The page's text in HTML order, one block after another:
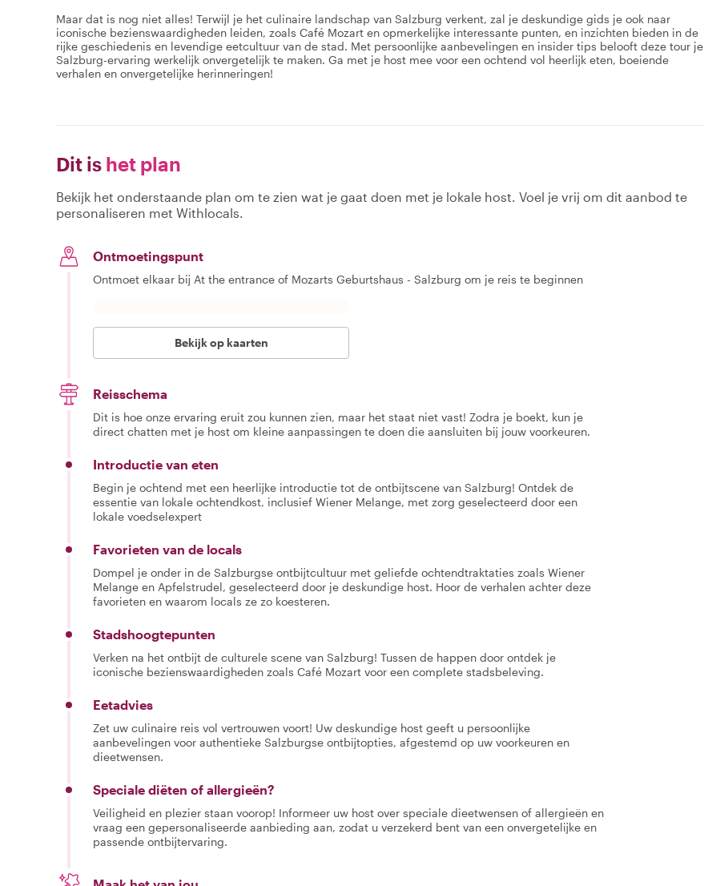
Maar dat is nog niet alles! Terwijl je het culinaire landschap van Salzburg verkent, zal je deskundige gids je ook naar
iconische bezienswaardigheden leiden, zoals Café Mozart en opmerkelijke interessante punten, en inzichten bieden in de
rijke geschiedenis en levendige eetcultuur van de stad. Met persoonlijke aanbevelingen en insider tips belooft deze tour je
Salzburg-ervaring werkelijk onvergetelijk te maken. Ga met je host mee voor een ochtend vol heerlijk eten, boeiende
verhalen en onvergetelijke herinneringen!
Dit is het plan
Bekijk het onderstaande plan om te zien wat je gaat doen met je lokale host. Voel je vrij om dit aanbod te
personaliseren met Withlocals.
Ontmoetingspunt
Ontmoet elkaar bij At the entrance of Mozarts Geburtshaus - Salzburg om je reis te beginnen
Bekijk op kaarten
Reisschema
Dit is hoe onze ervaring eruit zou kunnen zien, maar het staat niet vast! Zodra je boekt, kun je
direct chatten met je host om kleine aanpassingen te doen die aansluiten bij jouw voorkeuren.
Introductie van eten
Begin je ochtend met een heerlijke introductie tot de ontbijtscene van Salzburg! Ontdek de
essentie van lokale ochtendkost, inclusief Wiener Melange, met zorg geselecteerd door een
lokale voedselexpert
Favorieten van de locals
Dompel je onder in de Salzburgse ontbijtcultuur met geliefde ochtendtraktaties zoals Wiener
Melange en Apfelstrudel, geselecteerd door je deskundige host. Hoor de verhalen achter deze
favorieten en waarom locals ze zo koesteren.
Stadshoogtepunten
Verken na het ontbijt de culturele scene van Salzburg! Tussen de happen door ontdek je
iconische bezienswaardigheden zoals Café Mozart voor een complete stadsbeleving.
Eetadvies
Zet uw culinaire reis vol vertrouwen voort! Uw deskundige host geeft u persoonlijke
aanbevelingen voor authentieke Salzburgse ontbijtopties, afgestemd op uw voorkeuren en
dieetwensen.
Speciale diëten of allergieën?
Veiligheid en plezier staan voorop! Informeer uw host over speciale dieetwensen of allergieën en
vraag een gepersonaliseerde aanbieding aan, zodat u verzekerd bent van een onvergetelijke en
passende ontbijtervaring.